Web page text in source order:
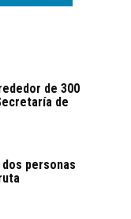
de 300
de
personas